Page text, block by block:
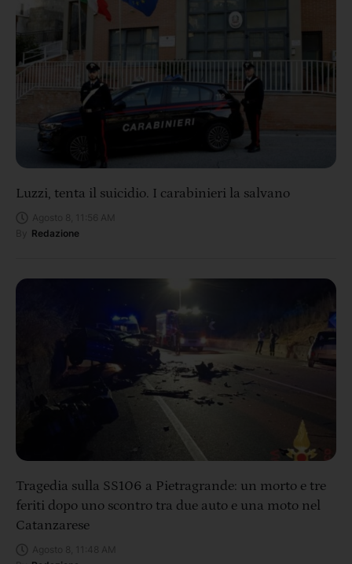
Luzzi, tenta il suicidio. I carabinieri la salvano
Redazione
Tragedia sulla SS106 a Pietragrande: un morto e tre
feriti dopo uno scontro tra due auto e una moto nel
Catanzarese